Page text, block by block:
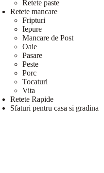
Retete paste
Retete mancare
Fripturi
Iepure
Mancare de Post
Oaie
Pasare
Peste
Porc
Tocaturi
Vita
Retete Rapide
Sfaturi pentru casa si gradina